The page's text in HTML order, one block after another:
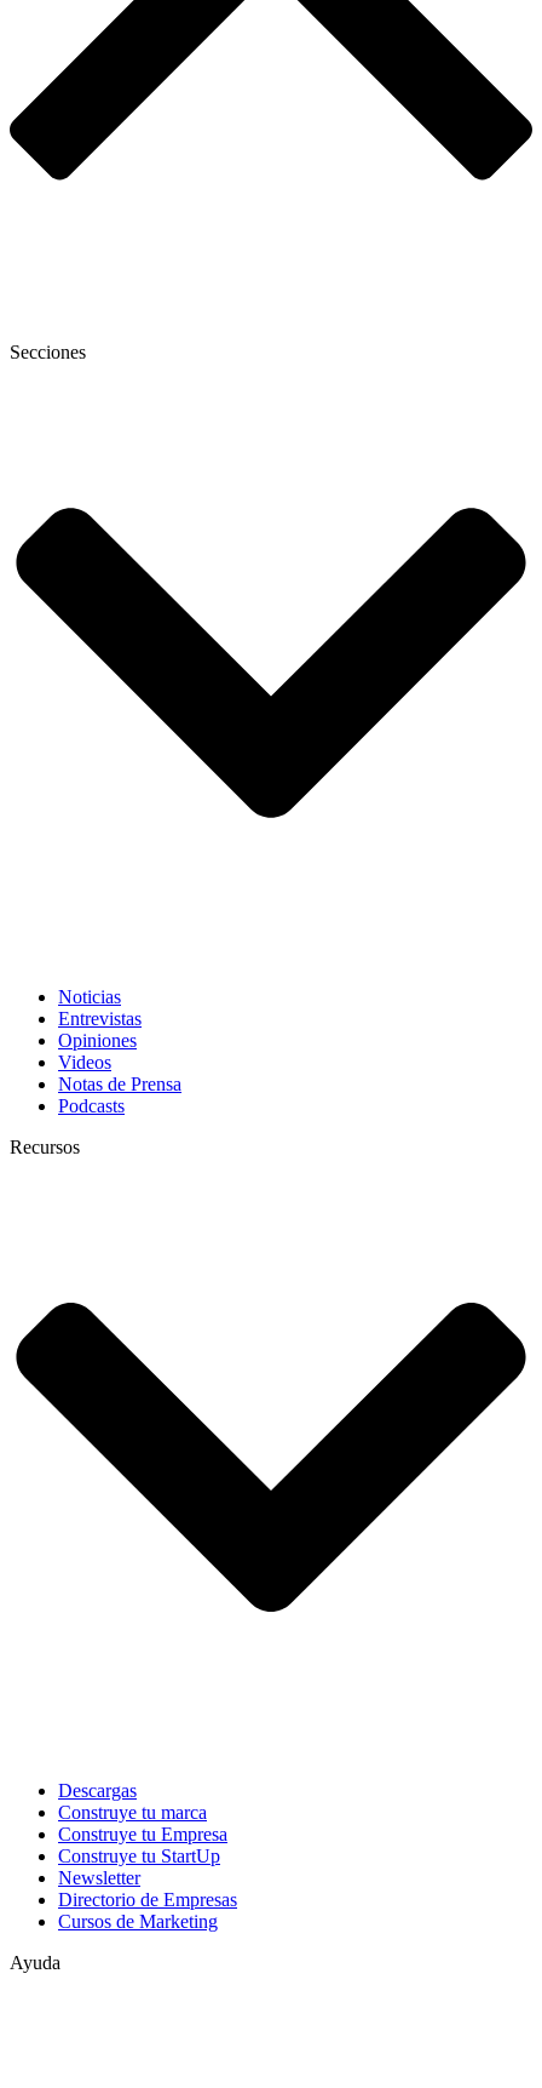
Secciones
Noticias
Entrevistas
Opiniones
Videos
Notas de Prensa
Podcasts
Recursos
Descargas
Construye tu marca
Construye tu Empresa
Construye tu StartUp
Newsletter
Directorio de Empresas
Cursos de Marketing
Ayuda